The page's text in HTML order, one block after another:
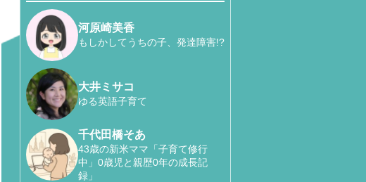
河原崎美香
もしかしてうちの子、発達障害!?
大井ミサコ
ゆる英語子育て
千代田橋そあ
43歳の新米ママ「子育て修行
中」0歳児と親歴0年の成長記
録」